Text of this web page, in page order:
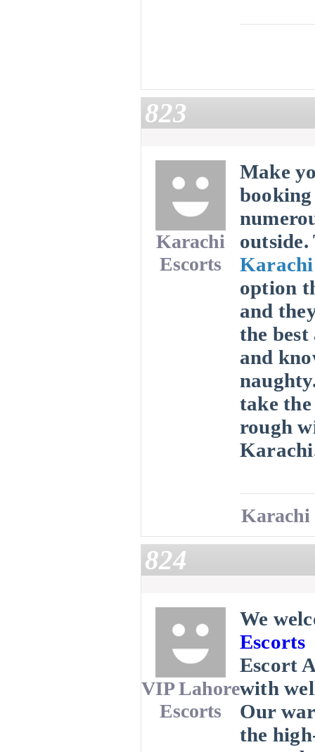
823
Karachi
Escorts
Make
outside.
option
and
the
and
take
rough
Karachi
824
VIP Lahore
Escorts
We
Escorts
Escort
with
Our
the